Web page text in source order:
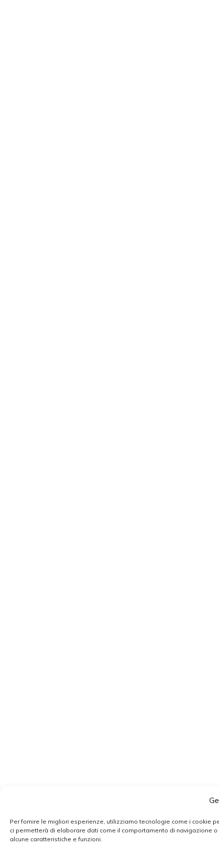
Per fornire le migliori esperienze, utilizziamo tecnologie come i cookie
ci permetterà di elaborare dati come il comportamento di navigazione
alcune caratteristiche e funzioni.